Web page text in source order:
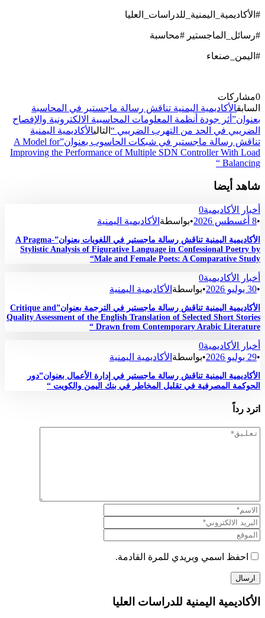
#الأكاديمية_اليمنية_للدراسات_العليا
#رسائل_الماجستير #محاسبة
#اليمن_صنعاء
0مشاركات
السابقالأكاديمية اليمنية تناقش رسالة ماجستير في المحاسبة
بعنوان”أثر جودة أنظمة المعلومات المحاسبية الالكترونية والإفصاح
الضريبي في الحد من التهرب الضريبي “ التاليالأكاديمية اليمنية
تناقش رسالة ماجستير في شبكات الحاسوب بعنوان”A Model for
Improving the Performance of Multiple SDN Controller With Load
Balancing “
شاهد أيضا
أخبار الأكاديمية0
•8 أغسطس 2026 •بواسطة الأكاديمية اليمنية
الأكاديمية اليمنية تناقش رسالة ماجستير في اللغويات بعنوان”A Pragma-
Stylistic Analysis of Figurative Language in Confessional Poetry by
Male and Female Poets: A Comparative Study“
أخبار الأكاديمية0
•30 يوليو 2026 •بواسطة الأكاديمية اليمنية
الأكاديمية اليمنية تناقش رسالة ماجستير في الترجمة بعنوان”Critique and
Quality Assessment of the English Translation of Selected Short Stories
Drawn from Contemporary Arabic Literature “
أخبار الأكاديمية0
•29 يوليو 2026 •بواسطة الأكاديمية اليمنية
الأكاديمية اليمنية تناقش رسالة ماجستير في إدارة الأعمال بعنوان”دور
الحوكمة المصرفية في تقليل المخاطر في بنك اليمن والكويت “
اترد رداً
احفظ اسمي وبريدي للمرة القادمة.
الأكاديمية اليمنية للدراسات العليا